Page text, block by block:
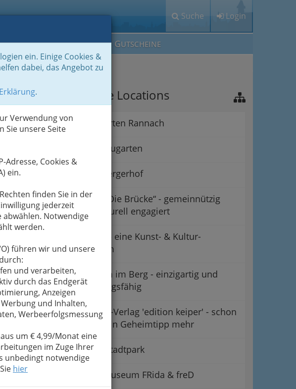
Suche Login
BRANCHEN MEIN IG GUTSCHEINE
ein. Einige Cookies &
dabei, das Angebot zu
.
Verwendung von
Sie unsere Seite
Adresse, Cookies &
ein.
finden Sie in der
jederzeit
abwählen. Notwendige
werden.
führen wir und unsere
und verarbeiten,
durch das Endgerät
Anzeigen
und Inhalten,
Werbeerfolgsmessung
um € 4,99/Monat eine
im Zuge Ihrer
unbedingt notwendige
hier
Next
Wichtige Locations
Alpengarten Rannach
Grazer Augarten
Babenbergerhof
Verein „Die Brücke“ - gemeinnützig
und kulturell engagiert
CuntRa – eine Kunst- & Kultur-
Plattform
Der Dom im Berg - einzigartig und
wandlungsfähig
Literatur-Verlag 'edition keiper' - schon
lange kein Geheimtipp mehr
Forum Stadtpark
Kindermuseum FRida & freD